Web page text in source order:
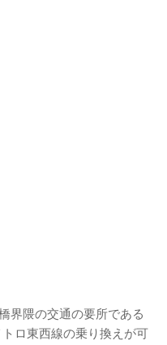
界隈の交通の要所である
ロ東西線の乗り換えが可